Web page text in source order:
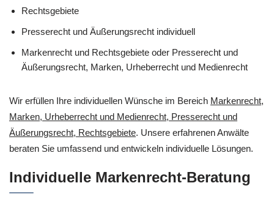
Rechtsgebiete
Presserecht und Äußerungsrecht individuell
Markenrecht und Rechtsgebiete oder Presserecht und
Äußerungsrecht, Marken, Urheberrecht und Medienrecht
Wir erfüllen Ihre individuellen Wünsche im Bereich Markenrecht,
Marken, Urheberrecht und Medienrecht, Presserecht und
Äußerungsrecht, Rechtsgebiete. Unsere erfahrenen Anwälte
beraten Sie umfassend und entwickeln individuelle Lösungen.
Individuelle Markenrecht-Beratung